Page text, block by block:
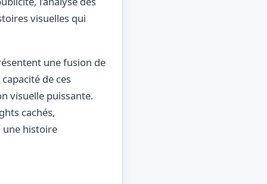
visuelles qui
une fusion de
de ces
visuelle puissante.
cachés,
histoire